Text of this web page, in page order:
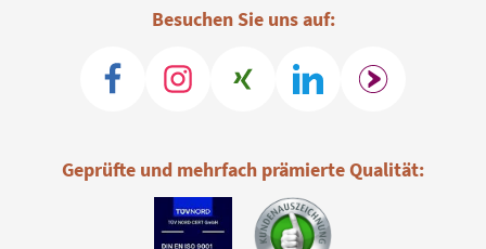
Besuchen Sie uns auf:
Geprüfte und mehrfach prämierte Qualität: